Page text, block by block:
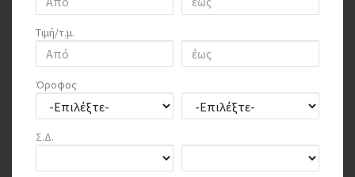
Τιμή/τ.μ.
Όροφος
Σ.Δ.